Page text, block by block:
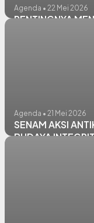
Agenda • 22 Mei 2026
PENTINGNYA
Agenda • 21 Mei 2026
SENAM AKSI
BUDAYA